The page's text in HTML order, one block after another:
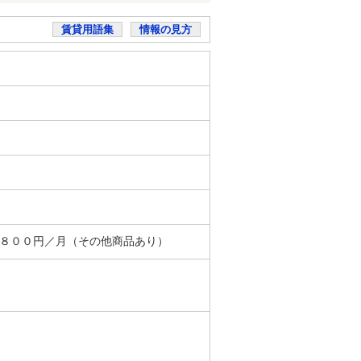
賃貸用語集 情報の見方
０円／月（その他商品あり）